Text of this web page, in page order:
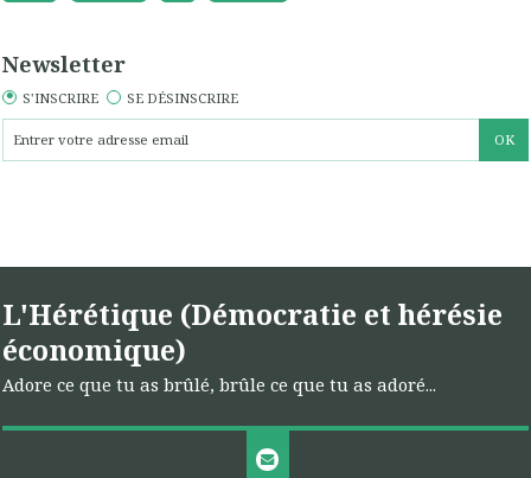
Newsletter
S'INSCRIRE SE DÉSINSCRIRE
L'Hérétique (Démocratie et hérésie
économique)
Adore ce que tu as brûlé, brûle ce que tu as adoré...